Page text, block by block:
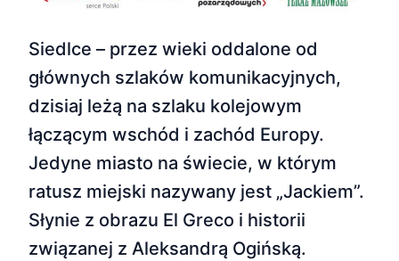
Siedlce – przez wieki oddalone od
głównych szlaków komunikacyjnych,
dzisiaj leżą na szlaku kolejowym
łączącym wschód i zachód Europy.
Jedyne miasto na świecie, w którym
ratusz miejski nazywany jest „Jackiem”.
Słynie z obrazu El Greco i historii
związanej z Aleksandrą Ogińską.